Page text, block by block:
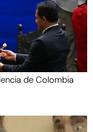
de Colombia